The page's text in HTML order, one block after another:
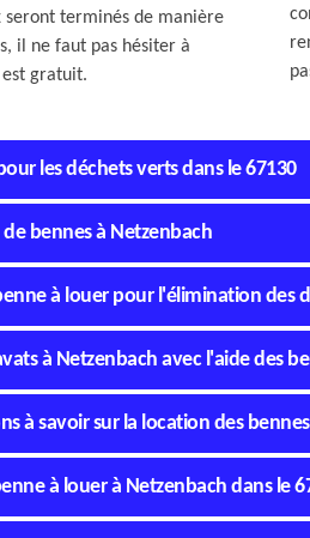
terminés de manière
il ne faut pas hésiter à
gratuit.
les déchets verts dans le 67130
bennes à Netzenbach
à louer pour l'élimination des
à Netzenbach avec l'aide des
à savoir sur la location des
à louer à Netzenbach dans le